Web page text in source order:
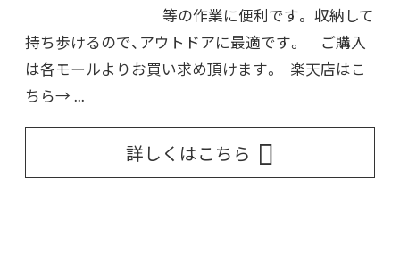
等の作業に便利です。 収納して
持ち歩けるので、アウトドアに最適です。 ご購入
は各モールよりお買い求め頂けます。 楽天店はこ
ちら→ ...
詳しくはこちら